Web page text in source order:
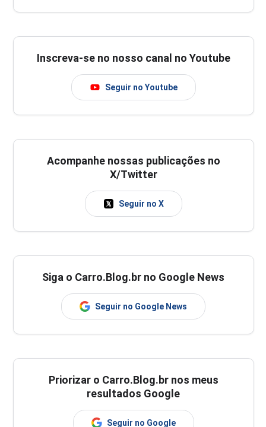
Inscreva-se no nosso canal no Youtube
Seguir no Youtube
Acompanhe nossas publicações no
X/Twitter
Seguir no X
Siga o Carro.Blog.br no Google News
Seguir no Google News
Priorizar o Carro.Blog.br nos meus
resultados Google
Seguir no Google